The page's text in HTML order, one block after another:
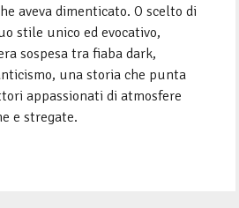
aveva dimenticato. O scelto di
stile unico ed evocativo,
sospesa tra fiaba dark,
una storia che punta
appassionati di atmosfere
e stregate.